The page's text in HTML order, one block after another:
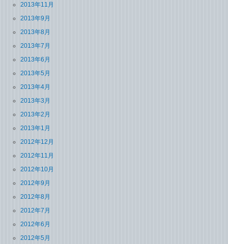
2013年11月
2013年9月
2013年8月
2013年7月
2013年6月
2013年5月
2013年4月
2013年3月
2013年2月
2013年1月
2012年12月
2012年11月
2012年10月
2012年9月
2012年8月
2012年7月
2012年6月
2012年5月